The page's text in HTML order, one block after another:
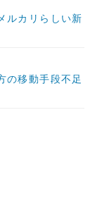
ルカリらしい新
の移動手段不足